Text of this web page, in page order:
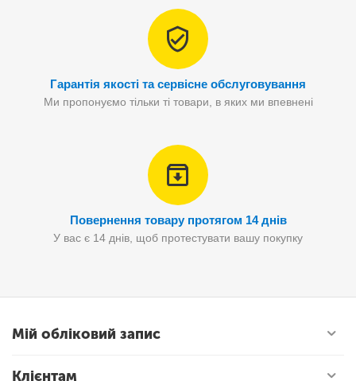
Гарантія якості та сервісне обслуговування
Ми пропонуємо тільки ті товари, в яких ми впевнені
Повернення товару протягом 14 днів
У вас є 14 днів, щоб протестувати вашу покупку
Мій обліковий запис
Клієнтам